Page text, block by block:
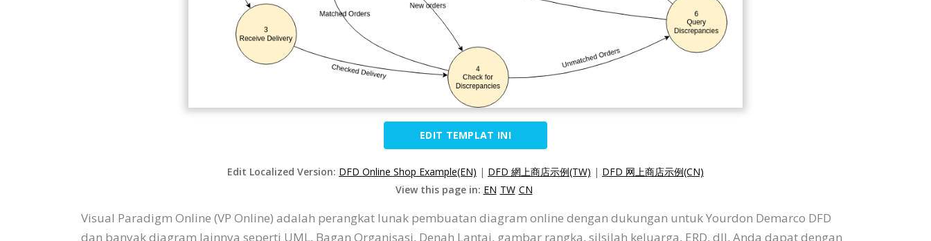
EDIT TEMPLAT INI
Edit Localized Version: DFD Online Shop Example(EN) | DFD 網上商店示例(TW) | DFD 网上商店示例(CN)
View this page in: EN TW CN
Visual Paradigm Online (VP Online) adalah perangkat lunak pembuatan diagram online dengan dukungan untuk Yourdon Demarco DFD
dan banyak diagram lainnya seperti UML, Bagan Organisasi, Denah Lantai, gambar rangka, silsilah keluarga, ERD, dll. Anda dapat dengan